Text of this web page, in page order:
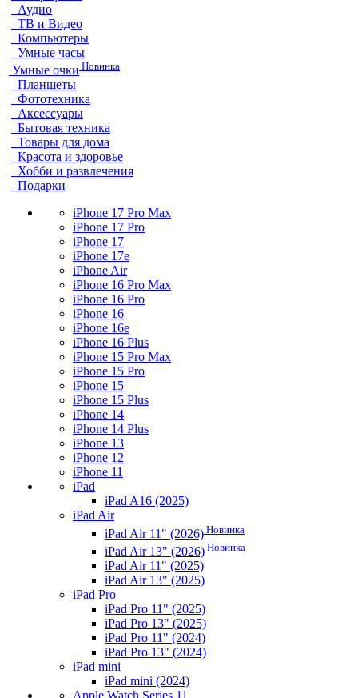
Аудио
ТВ и Видео
Компьютеры
Умные часы
Умные очки Новинка
Планшеты
Фототехника
Аксессуары
Бытовая техника
Товары для дома
Красота и здоровье
Хобби и развлечения
Подарки
iPhone 17 Pro Max
iPhone 17 Pro
iPhone 17
iPhone 17e
iPhone Air
iPhone 16 Pro Max
iPhone 16 Pro
iPhone 16
iPhone 16e
iPhone 16 Plus
iPhone 15 Pro Max
iPhone 15 Pro
iPhone 15
iPhone 15 Plus
iPhone 14
iPhone 14 Plus
iPhone 13
iPhone 12
iPhone 11
iPad
iPad A16 (2025)
iPad Air
iPad Air 11" (2026) Новинка
iPad Air 13" (2026) Новинка
iPad Air 11" (2025)
iPad Air 13" (2025)
iPad Pro
iPad Pro 11" (2025)
iPad Pro 13" (2025)
iPad Pro 11" (2024)
iPad Pro 13" (2024)
iPad mini
iPad mini (2024)
Apple Watch Series 11